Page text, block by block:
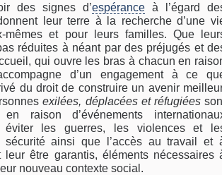
des signes d’espérance à l’égard
leur terre à la recherche d’une
mêmes et pour leurs familles. Que
réduites à néant par des préjugés et
qui ouvre les bras à chacun en
d’un engagement à ce
du droit de construire un avenir
exilées, déplacées et réfugiées
raison d’événements
éviter les guerres, les violences et
sécurité ainsi que l’accès au travail et
leur être garantis, éléments nécessaires
nouveau contexte social.